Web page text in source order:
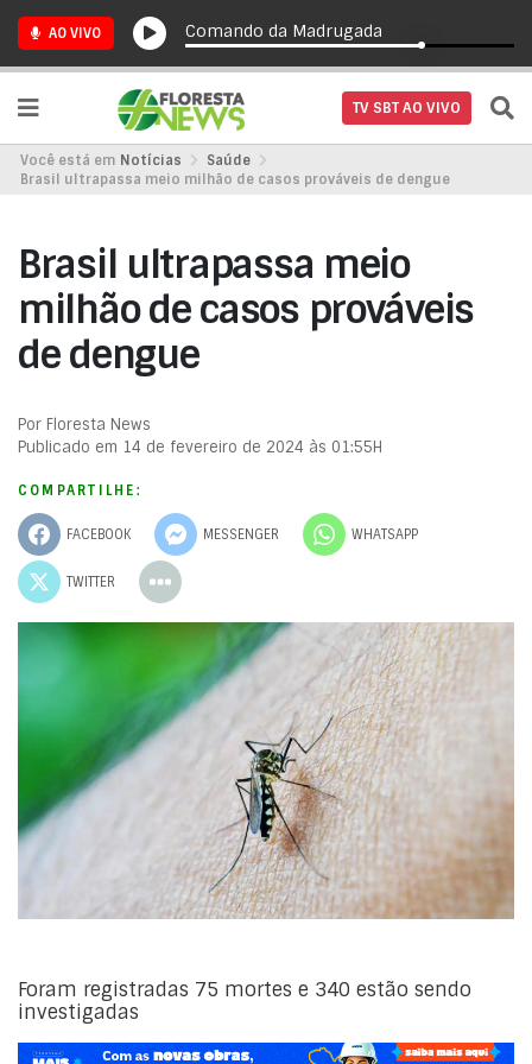
AO VIVO Comando da Madrugada
TV SBT AO VIVO
Você está em Notícias
Saúde
Brasil ultrapassa meio milhão de casos prováveis de dengue
Brasil ultrapassa meio
milhão de casos prováveis
de dengue
Por Floresta News
Publicado em 14 de fevereiro de 2024 às 01:55H
COMPARTILHE:
FACEBOOK MESSENGER WHATSAPP
TWITTER
Foram registradas 75 mortes e 340 estão sendo
investigadas